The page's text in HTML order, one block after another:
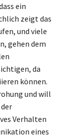
ein
zeigt das
und viele
gehen dem
da
können.
und will
Verhalten
eines